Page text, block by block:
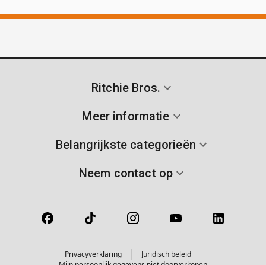
Ritchie Bros.
Meer informatie
Belangrijkste categorieën
Neem contact op
Privacyverklaring
Juridisch beleid